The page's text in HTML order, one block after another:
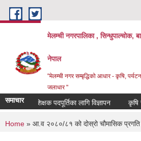
Skip to main content
मेलम्ची नगरपालिका , सिन्धुपाल्चोक,
नेपाल
"मेलम्ची नगर सम्बृद्धिको आधार - कृषि,
जलाधार "
समाचार शिक्षक पदपूर्तिका लागि विज्ञापन कृषि
You are here
Home » आ.व २०८०/८१ को दोस्रो चौमासिक प्रगति